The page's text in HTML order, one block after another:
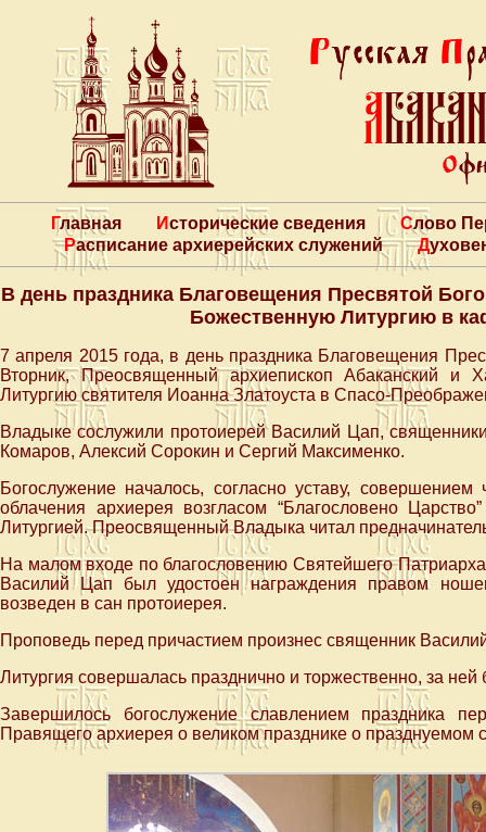
Главная Исторические сведения
Слово
Расписание архиерейских служений
В день праздника Благовещения Пресвятой
Божественную Литургию в
7 апреля 2015 года, в день праздника Благовещения
Вторник, Преосвященный архиепископ Абаканский и
Литургию святителя Иоанна Златоуста в Спасо-
Владыке сослужили протоиерей Василий Цап,
Комаров, Алексий Сорокин и Сергий Максименко.
Богослужение началось, согласно уставу,
облачения архиерея возгласом “Благословено
Литургией. Преосвященный Владыка читал
На малом входе по благословению Святейшего
Василий Цап был удостоен награждения правом
возведен в сан протоиерея.
Проповедь перед причастием произнес священник
Литургия совершалась празднично и торжественно, за
Завершилось богослужение славлением праздника
Правящего архиерея о великом празднике о празднуемом